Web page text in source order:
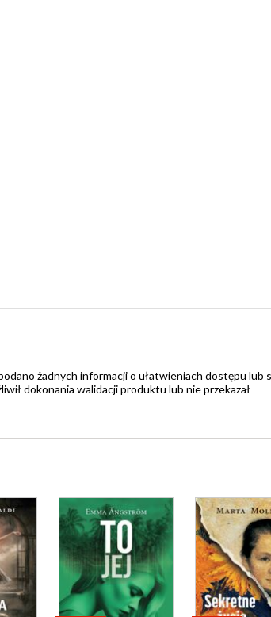
żadnych informacji o ułatwieniach dostępu lub
dokonania walidacji produktu lub nie przekazał